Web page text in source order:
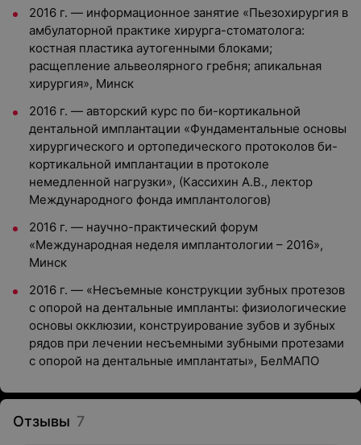
2016 г. — информационное занятие «Пьезохирургия в
амбулаторной практике хирурга-стоматолога:
костная пластика аутогенными блоками;
расщепление альвеолярного гребня; апикальная
хирургия», Минск
2016 г. — авторский курс по би-кортикальной
дентальной имплантации «Фундаментальные основы
хирургического и ортопедического протоколов би-
кортикальной имплантации в протоколе
немедленной нагрузки», (Кассихин А.В., лектор
Международного фонда имплантологов)
2016 г. — научно-практический форум
«Международная неделя имплантологии – 2016»,
Минск
2016 г. — «Несъемные конструкции зубных протезов
с опорой на дентальные импланты: физиологические
основы окклюзии, конструирование зубов и зубных
рядов при лечении несъемными зубными протезами
с опорой на дентальные имплантаты», БелМАПО
Отзывы 7